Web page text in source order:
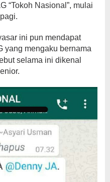
“Tokoh Nasional”, mulai
ini pun mendapat
yang mengaku bernama
selama ini dikenal